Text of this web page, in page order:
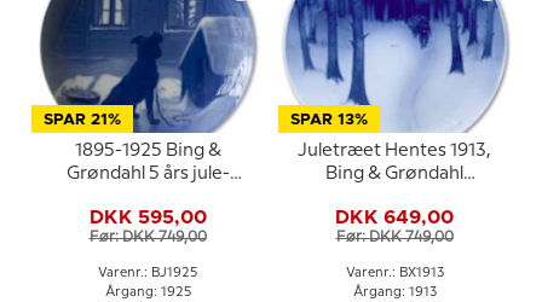
SPAR 21%
1895-1925 Bing &
Grøndahl 5 års jule-
DKK 595,00
Før: DKK 749,00
Varenr.: BJ1925
Årgang: 1925
SPAR 13%
Juletræet Hentes 1913,
Bing & Grøndahl
DKK 649,00
Før: DKK 749,00
Varenr.: BX1913
Årgang: 1913